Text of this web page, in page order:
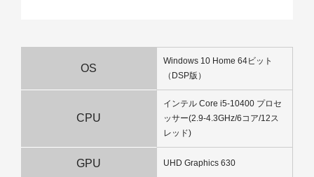
OS
Windows 10 Home 64ビット
（DSP版）
CPU
インテル Core i5-10400 プロセ
ッサー(2.9-4.3GHz/6コア/12ス
レッド)
GPU UHD Graphics 630